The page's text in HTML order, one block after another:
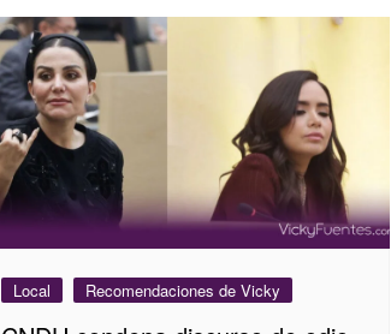
Local Recomendaciones de Vicky